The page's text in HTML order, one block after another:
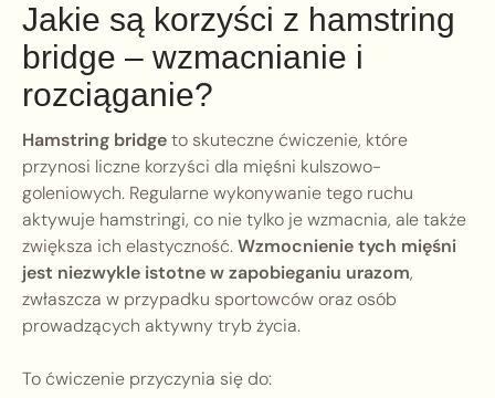
Jakie są korzyści z hamstring
bridge – wzmacnianie i
rozciąganie?
Hamstring bridgeto skuteczne ćwiczenie, które
przynosi liczne korzyści dla mięśni kulszowo-
goleniowych. Regularne wykonywanie tego ruchu
aktywuje hamstringi, co nie tylko je wzmacnia, ale także
zwiększa ich elastyczność.Wzmocnienie tych mięśni
jest niezwykle istotne w zapobieganiu urazom,
zwłaszcza w przypadku sportowców oraz osób
prowadzących aktywny tryb życia.
To ćwiczenie przyczynia się do: